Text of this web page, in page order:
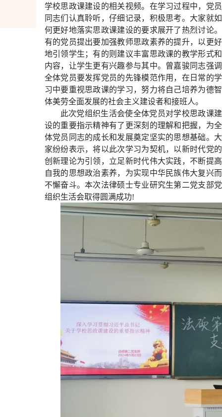
学校思政课建设的相关视频。在学习过程中，党员
同志们认真聆听，仔细记录，积极思考。大家就如
何更好地落实思政课建设的要求展开了热烈讨论。
有的党员提出要加强教师思政素养的提升，以更好
地引领学生；有的则建议丰富思政课的教学形式和
内容，让学生更有兴趣参与其中。曾嘉骏同志强调
全体党员要发挥党员的先锋模范作用，在日常的学
习中要重视思政课的学习，努力将自己培养为德智
体美劳全面发展的社会主义建设者和接班人。
此次党组织生活会使全体党员对学校思政课建
设的重要指示精神有了更深刻的理解和把握，为全
体党员同志的成长和发展奠定坚实的思想基础。大
家纷纷表示，将以此次学习为契机，以新时代党的
创新理论为引领，立足新时代伟大实践，不断提高
自我的思想政治素养，为实现中华民族伟大复兴而
不懈奋斗。本次法律硕士专业研究生第二党支部党
组织生活会取得圆满成功!